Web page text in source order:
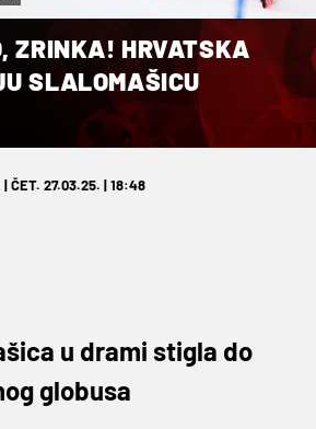
ZRINKA! HRVATSKA
SLALOMAŠICU
ČET. 27.03.25. | 18:48
u drami stigla do
globusa